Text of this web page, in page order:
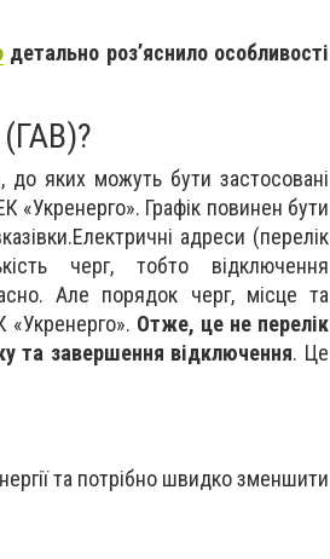
детально роз’яснило особливості
яких можуть бути застосовані
«Укренерго». Графік повинен бути
адреси (перелік
черг, тобто відключення
Але порядок черг, місце та
«Укренерго». Отже, це не перелік
та завершення відключення. Це
та потрібно швидко зменшити